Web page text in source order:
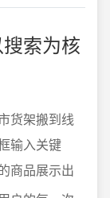
索为核
货架搬到线
输入关键
商品展示出